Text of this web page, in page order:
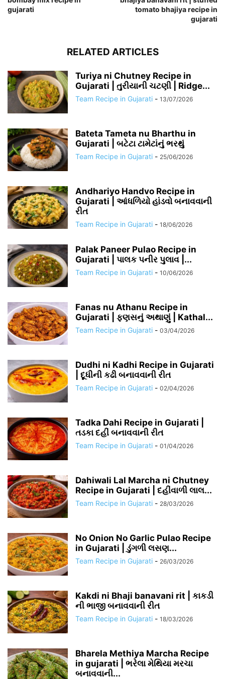
gujarati
tomato bhajiya recipe in
gujarati
RELATED ARTICLES
Turiya ni Chutney Recipe in
Gujarati | તુરીયાની ચટણી | Ridge...
Team Recipe in Gujarati - 13/07/2026
Bateta Tameta nu Bharthu in
Gujarati | બટેટા ટામેટાંનું ભરથું
Team Recipe in Gujarati - 25/06/2026
Andhariyo Handvo Recipe in
Gujarati | આંધળિયો હાંડવો બનાવવાની
રીત
Team Recipe in Gujarati - 18/06/2026
Palak Paneer Pulao Recipe in
Gujarati | પાલક પનીર પુલાવ |...
Team Recipe in Gujarati - 10/06/2026
Fanas nu Athanu Recipe in
Gujarati | ફણસનું અથાણું | Kathal...
Team Recipe in Gujarati - 03/04/2026
Dudhi ni Kadhi Recipe in Gujarati
| દૂધીની કઢી બનાવવાની રીત
Team Recipe in Gujarati - 02/04/2026
Tadka Dahi Recipe in Gujarati |
તડકા દહીં બનાવવાની રીત
Team Recipe in Gujarati - 01/04/2026
Dahiwali Lal Marcha ni Chutney
Recipe in Gujarati | દહીંવાળી લાલ...
Team Recipe in Gujarati - 28/03/2026
No Onion No Garlic Pulao Recipe
in Gujarati | ડુંગળી લસણ...
Team Recipe in Gujarati - 26/03/2026
Kakdi ni Bhaji banavani rit | કાકડી
ની ભાજી બનાવવાની રીત
Team Recipe in Gujarati - 18/03/2026
Bharela Methiya Marcha Recipe
in gujarati | ભરેલા મેથિયા મરચા
બનાવવાની...